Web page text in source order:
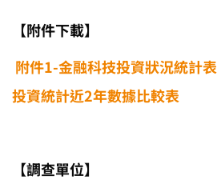
【附件下載】
附件1-金融科技投資狀況統計表
投資統計近2年數據比較表
【調查單位】